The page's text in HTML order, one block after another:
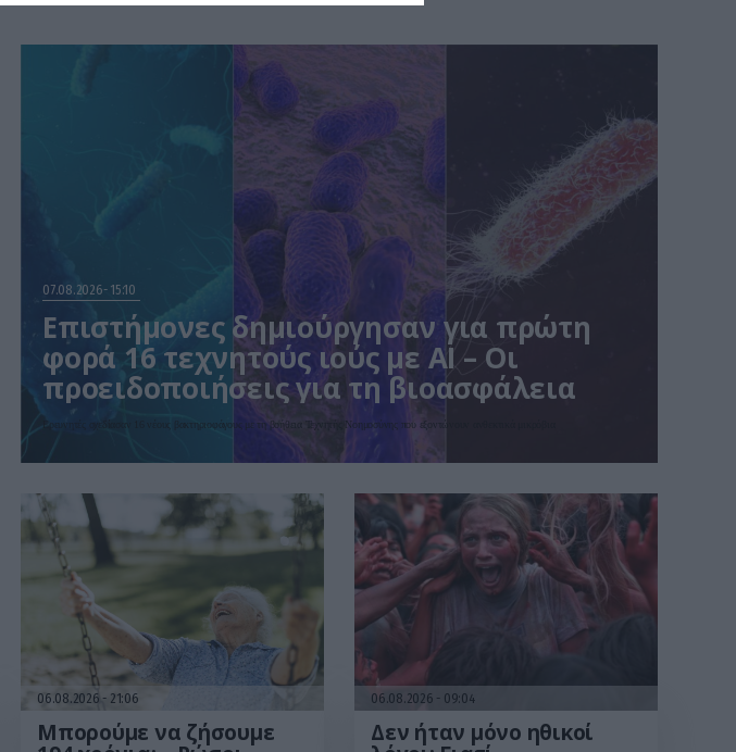
07.08.2026 15:10
Επιστήμονες δημιούργησαν για πρώτη
φορά 16 τεχνητούς ιούς με AI – Οι
προειδοποιήσεις για τη βιοασφάλεια
Ερευνητές σχεδίασαν 16 νέους βακτηριοφάγους με τη βοήθεια Τεχνητής Νοημοσύνης που εξοντώνουν ανθεκτικά μικρόβια
06.08.2026 21:06
Μπορούμε να ζήσουμε
06.08.2026 09:04
Δεν ήταν μόνο ηθικοί